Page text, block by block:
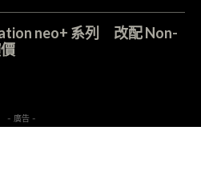
neo+ 系列 改配 Non-
- 廣告 -